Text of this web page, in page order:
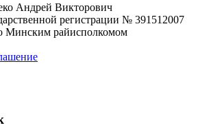
Андрей Викторович
регистрации № 391512007
Минским райисполкомом